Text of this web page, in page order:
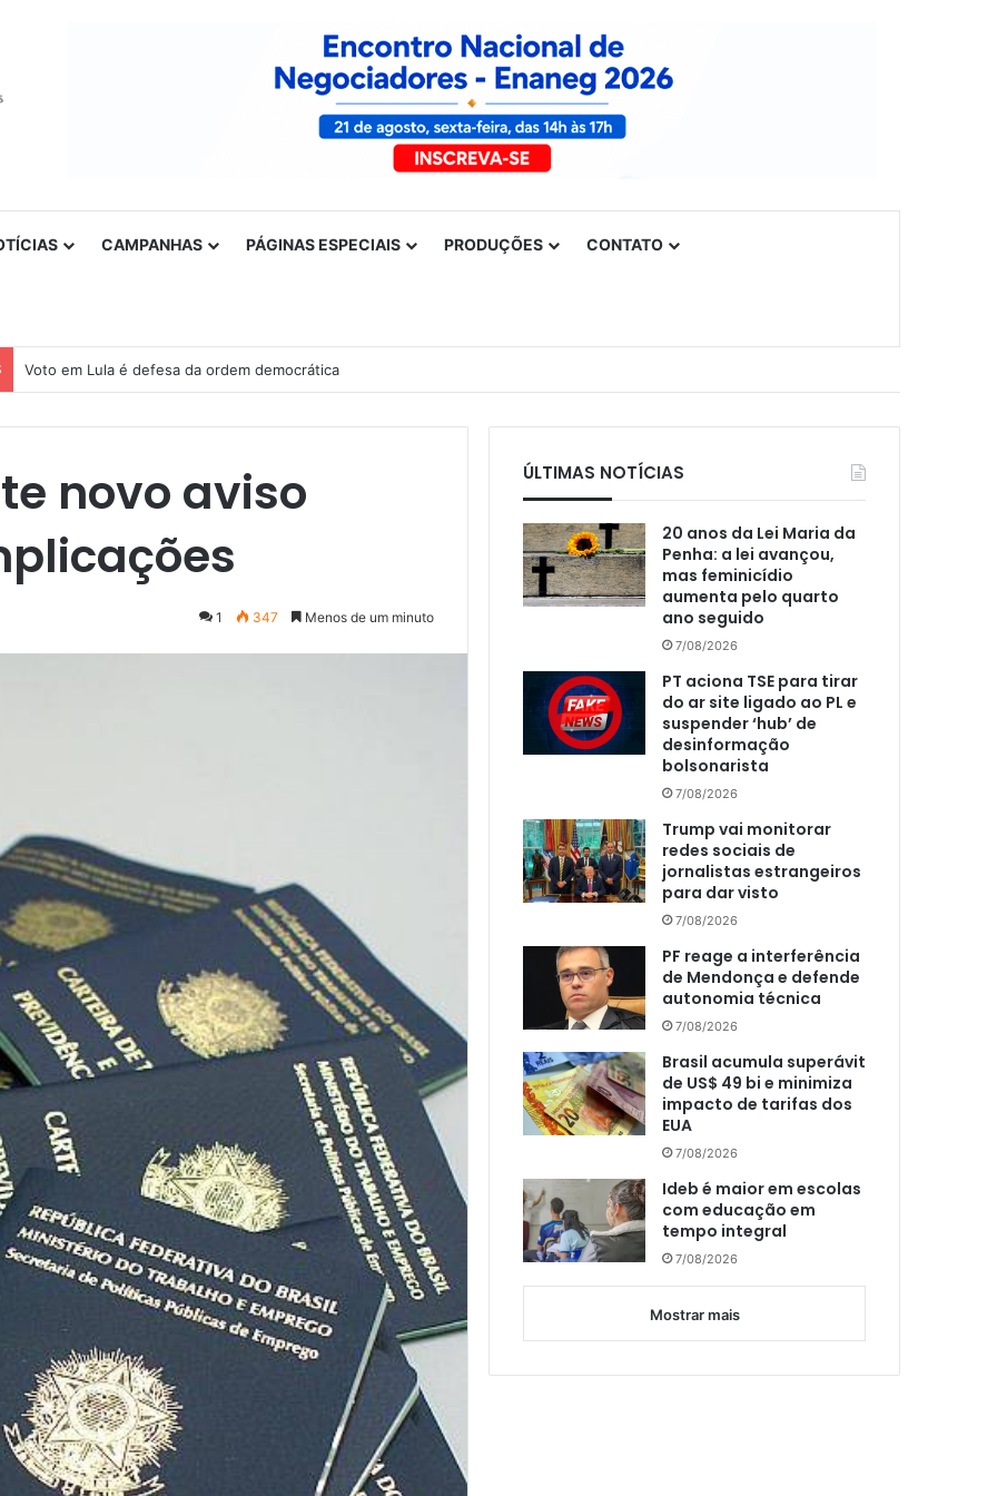
CAMPANHAS PÁGINAS ESPECIAIS PRODUÇÕES CONTATO
Nota de solidariedade ao povo venezuelano
novo aviso
1 347 Menos de um minuto
ÚLTIMAS NOTÍCIAS
20 anos da Lei Maria da
Penha: a lei avançou,
mas feminicídio
aumenta pelo quarto
ano seguido
7/08/2026
PT aciona TSE para tirar
do ar site ligado ao PL e
suspender ‘hub’ de
desinformação
bolsonarista
7/08/2026
Trump vai monitorar
redes sociais de
jornalistas estrangeiros
para dar visto
7/08/2026
PF reage a interferência
de Mendonça e defende
autonomia técnica
7/08/2026
Brasil acumula superávit
de US$ 49 bi e minimiza
impacto de tarifas dos
EUA
7/08/2026
Ideb é maior em escolas
com educação em
tempo integral
7/08/2026
Mostrar mais